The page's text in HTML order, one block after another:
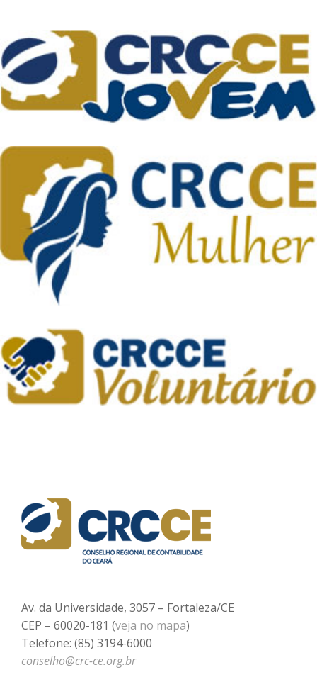
Av. da Universidade, 3057 – Fortaleza/CE
CEP – 60020-181 (veja no mapa)
Telefone: (85) 3194-6000
conselho@crc-ce.org.br